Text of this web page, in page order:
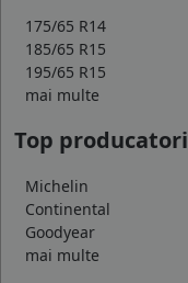
175/65 R14
185/65 R15
195/65 R15
mai multe
Top producatori
Michelin
Continental
Goodyear
mai multe